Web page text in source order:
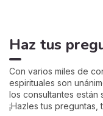
Haz tus
Con varios miles de
espirituales son
los consultantes están
¡Hazles tus